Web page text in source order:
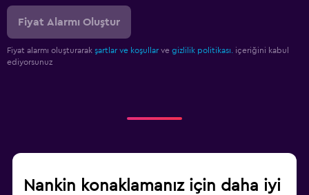
Fiyat Alarmı Oluştur
Fiyat alarmı oluşturarak şartlar ve koşullar ve gizlilik politikası.
içeriğini kabul
ediyorsunuz
Nankin konaklamanız için daha iyi